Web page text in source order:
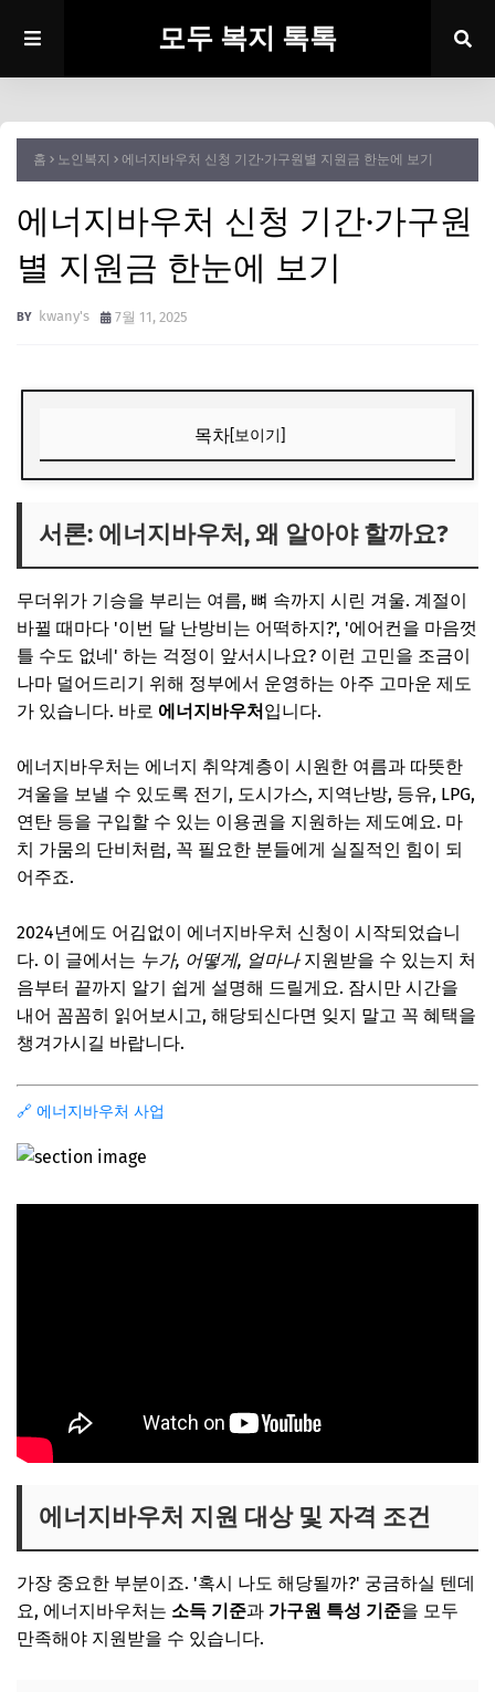
모두 복지 톡톡
홈 노인복지 에너지바우처 신청 기간·가구원별 지원금 한눈에 보기
에너지바우처 신청 기간·가구원
별 지원금 한눈에 보기
kwany's 7월 11, 2025
목차[보이기]
에너지바우처 지원 대상 및 자격 조건
소득 기준은 어떻게 되나요?
가구원 특성 기준도 확인해야 해요!
아쉽지만, 지원에서 제외되는 경우도 있어요
2024년 에너지바우처 신청 기간 및 방법
신청 기간: 잊지 마세요!
신청 시 필요한 서류는 무엇인가요?
가구원 수별 지원금액 한눈에 보기
방법 1: 요금 차감 (가장 편리한 방법)
방법 2: 국민행복카드 사용 (직접 구매 시)
실시간 잔액은 어디서 확인하나요?
자주 묻는 질문 (FAQ)
Q. 작년에 지원받았는데, 올해 또 신청해야 하나요?
Q. 지원금을 현금으로 받을 수는 없나요?
Q. 신청이 잘 되었는지 어디서 확인할 수 있나요?
서론: 에너지바우처, 왜 알아야 할까요?
무더위가 기승을 부리는 여름, 뼈 속까지 시린 겨울. 계절이
바뀔 때마다 '이번 달 난방비는 어떡하지?', '에어컨을 마음껏
틀 수도 없네' 하는 걱정이 앞서시나요? 이런 고민을 조금이
나마 덜어드리기 위해 정부에서 운영하는 아주 고마운 제도
가 있습니다. 바로 에너지바우처입니다.
에너지바우처는 에너지 취약계층이 시원한 여름과 따뜻한
겨울을 보낼 수 있도록 전기, 도시가스, 지역난방, 등유, LPG,
연탄 등을 구입할 수 있는 이용권을 지원하는 제도예요. 마
치 가뭄의 단비처럼, 꼭 필요한 분들에게 실질적인 힘이 되
어주죠.
2024년에도 어김없이 에너지바우처 신청이 시작되었습니
다. 이 글에서는 누가, 어떻게, 얼마나지원받을 수 있는지 처
음부터 끝까지 알기 쉽게 설명해 드릴게요. 잠시만 시간을
내어 꼼꼼히 읽어보시고, 해당되신다면 잊지 말고 꼭 혜택을
챙겨가시길 바랍니다.
🔗 에너지바우처 사업
에너지바우처 지원 대상 및 자격 조건
가장 중요한 부분이죠. '혹시 나도 해당될까?' 궁금하실 텐데
요, 에너지바우처는 소득 기준과 가구원 특성 기준을 모두
만족해야 지원받을 수 있습니다.